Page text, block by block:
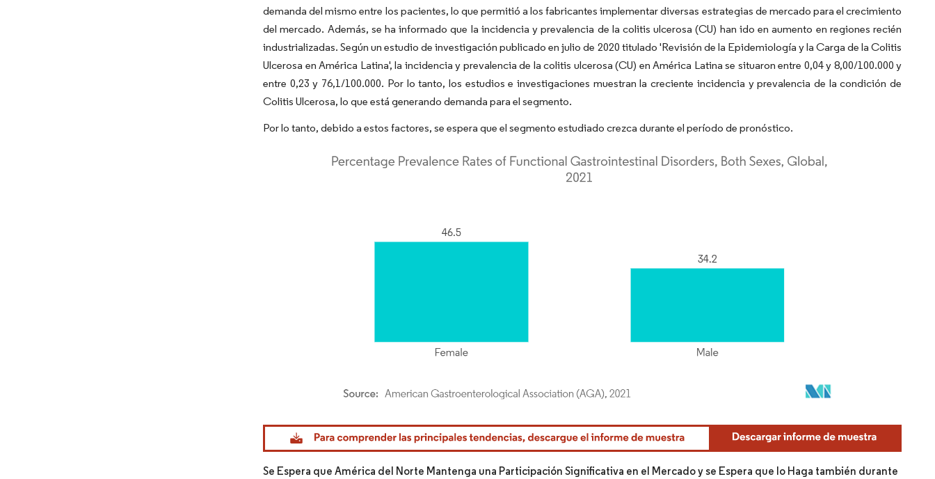
demanda del mismo entre los pacientes, lo que permitió a los fabricantes implementar diversas estrategias de mercado para el crecimiento
del mercado. Además, se ha informado que la incidencia y prevalencia de la colitis ulcerosa (CU) han ido en aumento en regiones recién
industrializadas. Según un estudio de investigación publicado en julio de 2020 titulado 'Revisión de la Epidemiología y la Carga de la Colitis
Ulcerosa en América Latina', la incidencia y prevalencia de la colitis ulcerosa (CU) en América Latina se situaron entre 0,04 y 8,00/100.000 y
entre 0,23 y 76,1/100.000. Por lo tanto, los estudios e investigaciones muestran la creciente incidencia y prevalencia de la condición de
Colitis Ulcerosa, lo que está generando demanda para el segmento.
Por lo tanto, debido a estos factores, se espera que el segmento estudiado crezca durante el período de pronóstico.
Imagen © Mordor Intelligence. El uso requiere atribución según CC BY 4.0.
Se Espera que América del Norte Mantenga una Participación Significativa en el Mercado y se Espera que lo Haga también durante